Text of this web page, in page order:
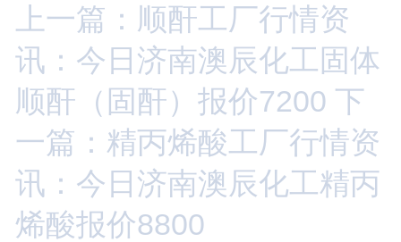
上一篇：顺酐工厂行情资
讯：今日济南澳辰化工固体
顺酐（固酐）报价7200 下
一篇：精丙烯酸工厂行情资
讯：今日济南澳辰化工精丙
烯酸报价8800